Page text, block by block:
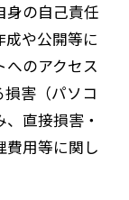
身の自己責任
や公開等に
のアクセス
害（パソコ
直接損害・
費用等に関し